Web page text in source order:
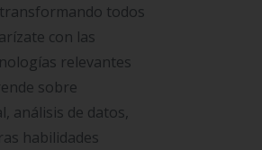
todos
con las
relevantes
sobre
análisis de datos,
habilidades